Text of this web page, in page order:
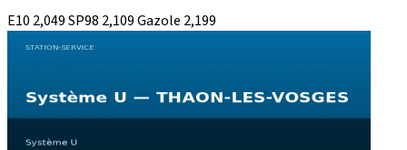
E10 2,049SP98 2,109Gazole 2,199